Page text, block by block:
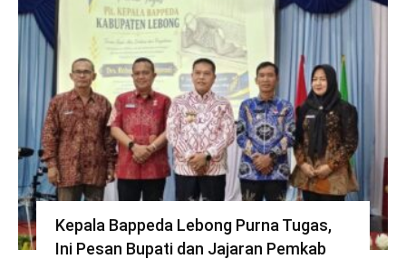
Kepala Bappeda Lebong Purna Tugas,
Ini Pesan Bupati dan Jajaran Pemkab